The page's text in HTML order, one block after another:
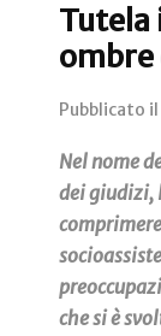
Tutela
Pubblicato il
Nel nome
dei giudizi,
che si è